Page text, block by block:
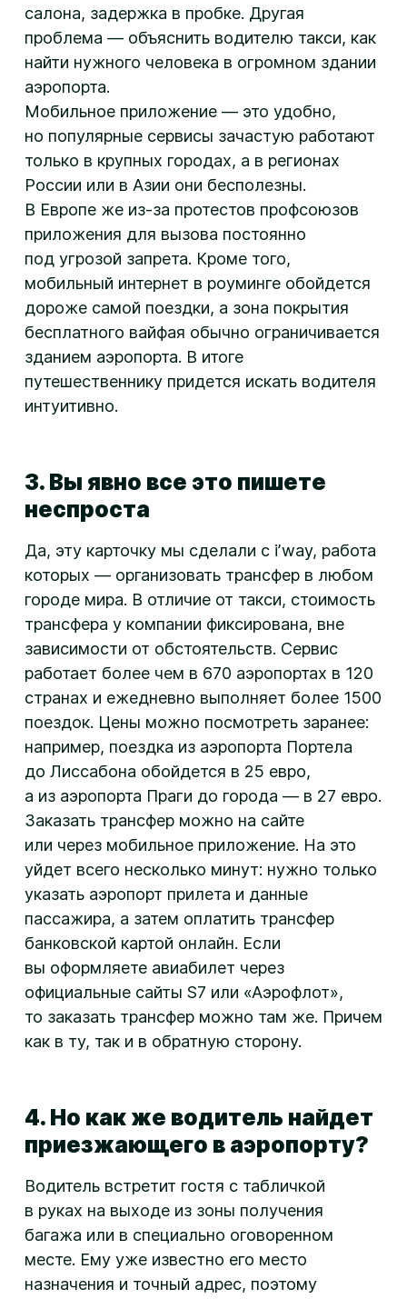
салона, задержка в пробке. Другая
проблема — объяснить водителю такси, как
найти нужного человека в огромном здании
аэропорта.
Мобильное приложение — это удобно,
но популярные сервисы зачастую работают
только в крупных городах, а в регионах
России или в Азии они бесполезны.
В Европе же из-за протестов профсоюзов
приложения для вызова постоянно
под угрозой запрета. Кроме того,
мобильный интернет в роуминге обойдется
дороже самой поездки, а зона покрытия
бесплатного вайфая обычно ограничивается
зданием аэропорта. В итоге
путешественнику придется искать водителя
интуитивно.
3. Вы явно все это пишете
неспроста
Да, эту карточку мы сделали с iʼway, работа
которых — организовать трансфер в любом
городе мира. В отличие от такси, стоимость
трансфера у компании фиксирована, вне
зависимости от обстоятельств. Сервис
работает более чем в 670 аэропортах в 120
странах и ежедневно выполняет более 1500
поездок. Цены можно посмотреть заранее:
например, поездка из аэропорта Портела
до Лиссабона обойдется в 25 евро,
а из аэропорта Праги до города — в 27 евро.
Заказать трансфер можно на сайте
или через мобильное приложение. На это
уйдет всего несколько минут: нужно только
указать аэропорт прилета и данные
пассажира, а затем оплатить трансфер
банковской картой онлайн. Если
вы оформляете авиабилет через
официальные сайты S7 или «Аэрофлот»,
то заказать трансфер можно там же. Причем
как в ту, так и в обратную сторону.
4. Но как же водитель найдет
приезжающего в аэропорту?
Водитель встретит гостя с табличкой
в руках на выходе из зоны получения
багажа или в специально оговоренном
месте. Ему уже известно его место
назначения и точный адрес, поэтому